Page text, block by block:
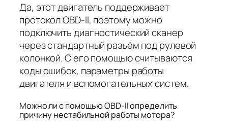
Да, этот двигатель поддерживает
протокол OBD-II, поэтому можно
подключить диагностический сканер
через стандартный разъём под рулевой
колонкой. С его помощью считываются
коды ошибок, параметры работы
двигателя и вспомогательных систем.
Можно ли с помощью OBD-II определить
причину нестабильной работы мотора?